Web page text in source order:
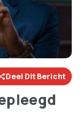
Deel Dit Bericht